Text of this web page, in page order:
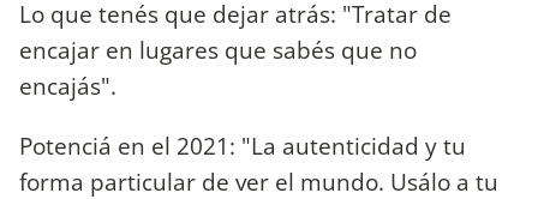
Lo que tenés que dejar atrás: "Tratar de
encajar en lugares que sabés que no
encajás".
Potenciá en el 2021: "La autenticidad y tu
forma particular de ver el mundo. Usálo a tu